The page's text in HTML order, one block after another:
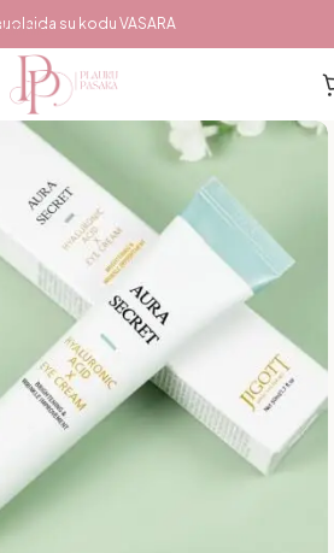
su kodu VASARA